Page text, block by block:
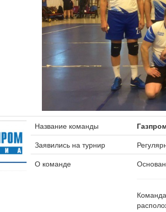
Название команды
Заявились на турнир
О команде